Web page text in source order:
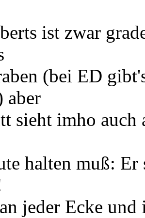
ist zwar
(bei ED
sieht imho auch
halten muß:
jeder Ecke und